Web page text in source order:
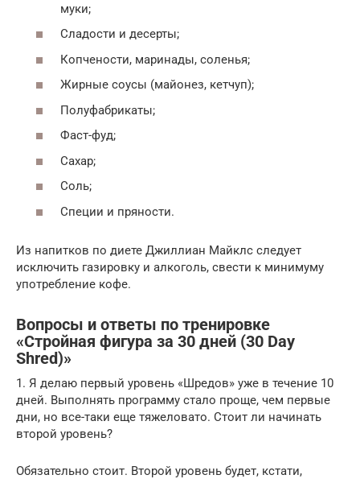
муки;
Сладости и десерты;
Копчености, маринады, соленья;
Жирные соусы (майонез, кетчуп);
Полуфабрикаты;
Фаст-фуд;
Сахар;
Соль;
Специи и пряности.
Из напитков по диете Джиллиан Майклс следует
исключить газировку и алкоголь, свести к минимуму
употребление кофе.
Вопросы и ответы по тренировке
«Стройная фигура за 30 дней (30 Day
Shred)»
1. Я делаю первый уровень «Шредов» уже в течение 10
дней. Выполнять программу стало проще, чем первые
дни, но все-таки еще тяжеловато. Стоит ли начинать
второй уровень?
Обязательно стоит. Второй уровень будет, кстати,